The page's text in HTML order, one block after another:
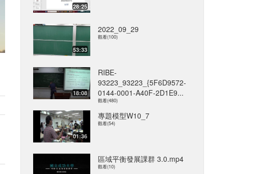
28:25
53:33
2022_09_29
觀看(100)
18:08
RIBE-
93223_93223_{5F6D9572-
0144-0001-A40F-2D1E9...
觀看(480)
01:36
專題模型W10_7
觀看(54)
區域平衡發展課群 3.0.mp4
觀看(10)